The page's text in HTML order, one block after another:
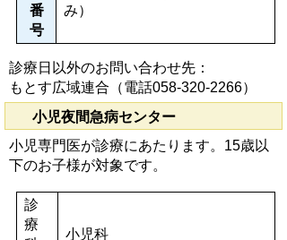
番
号
み）
診療日以外のお問い合わせ先：
もとす広域連合（電話058-320-2266）
小児夜間急病センター
小児専門医が診療にあたります。15歳以
下のお子様が対象です。
診
療
小児科